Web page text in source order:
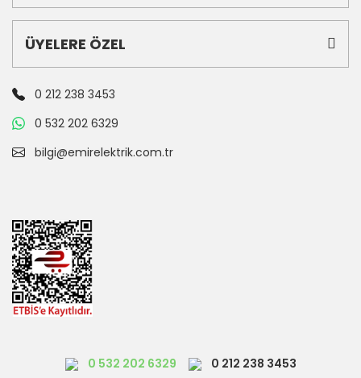
ÜYELERE ÖZEL
0 212 238 3453
0 532 202 6329
bilgi@emirelektrik.com.tr
0 532 202 6329 0 212 238 3453